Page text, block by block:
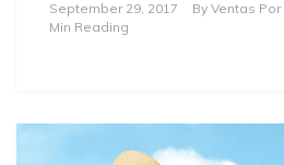
September 29, 2017 By Ventas
Min Reading